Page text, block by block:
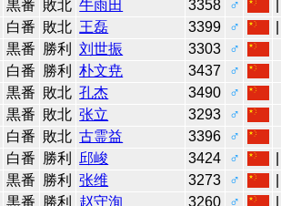
黒番 敗北 牛雨田 3358 ♂
白番 敗北 王磊 3399 ♂
黒番 勝利 刘世振 3303
♂
白番 勝利 朴文尭 3437
♂
黒番 敗北 孔杰 3490
♂
黒番 敗北 张立 3293
♂
白番 敗北 古霊益 3396
♂
白番 勝利 邱峻 3424 ♂
黒番 勝利 张维 3273 ♂
黒番 勝利 赵守洵 3260 ♂